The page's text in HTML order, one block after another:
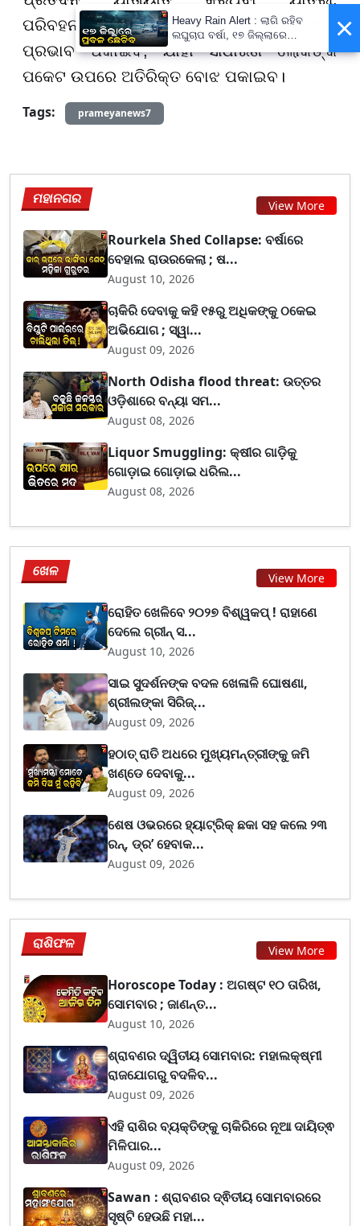
ପରିବହନକାରୀ ଏବଂ ଛୋଟ ବ୍ୟବସାୟ ଉପରେ
ପ୍ରଭାବ ପକାଇବ, ଯାହା ସାଧାରଣ ଲୋକଙ୍କ
ପକେଟ ଉପରେ ଅତିରିକ୍ତ ବୋଝ ପକାଇବ।
Tags:
prameyanews7
ମହାନଗର View More
Rourkela Shed Collapse: ବର୍ଷାରେ
ବେହାଲ ରାଉରକେଲା ; ଷ...
August 10, 2026
ଚାକିରି ଦେବାକୁ କହି ୧୫ରୁ ଅଧିକଙ୍କୁ ଠକେଇ
ଅଭିଯୋଗ ; ସ୍ୱା...
August 09, 2026
North Odisha flood threat: ଉତ୍ତର
ଓଡ଼ିଶାରେ ବନ୍ୟା ସମ...
August 08, 2026
Liquor Smuggling: କ୍ଷୀର ଗାଡ଼ିକୁ
ଗୋଡ଼ାଇ ଗୋଡ଼ାଇ ଧରିଲ...
August 08, 2026
ଖେଳ View More
ରୋହିତ ଖେଳିବେ ୨୦୨୭ ବିଶ୍ୱକପ୍ ! ରାହାଣେ
ଦେଲେ ଗ୍ରୀନ୍ ସ...
August 10, 2026
ସାଇ ସୁଦର୍ଶନଙ୍କ ବଦଳ ଖେଳାଳି ଘୋଷଣା,
ଶ୍ରୀଲଙ୍କା ସିରିଜ୍...
August 09, 2026
ହଠାତ୍ ରାତି ଅଧରେ ମୁଖ୍ୟମନ୍ତ୍ରୀଙ୍କୁ ଜମି
ଖଣ୍ଡେ ଦେବାକୁ...
August 09, 2026
ଶେଷ ଓଭରରେ ହ୍ୟାଟ୍ରିକ୍ ଛକା ସହ କଲେ ୨୩
ରନ୍, ଡ୍ର’ ହେବାକ...
August 09, 2026
ରାଶିଫଳ View More
Horoscope Today : ଅଗଷ୍ଟ ୧୦ ତାରିଖ,
ସୋମବାର ; ଜାଣନ୍ତ...
August 10, 2026
ଶ୍ରାବଣର ଦ୍ୱିତୀୟ ସୋମବାର: ମହାଲକ୍ଷ୍ମୀ
ରାଜଯୋଗରୁ ବଦଳିବ...
August 09, 2026
ଏହି ରାଶିର ବ୍ୟକ୍ତିଙ୍କୁ ଚାକିରିରେ ନୂଆ ଦାୟିତ୍ଵ
ମିଳିପାର...
August 09, 2026
Sawan : ଶ୍ରାବଣର ଦ୍ଵିତୀୟ ସୋମବାରରେ
ସୃଷ୍ଟି ହେଉଛି ମହା...
×
Heavy Rain Alert : ଲାଗି ରହିବ
ଲଘୁଚାପ ବର୍ଷା, ୧୭ ଜିଲ୍ଲାରେ
କାଚିବ, ଡରାଇଲାଣି ଆଉ ଏକ ବନ୍ୟା